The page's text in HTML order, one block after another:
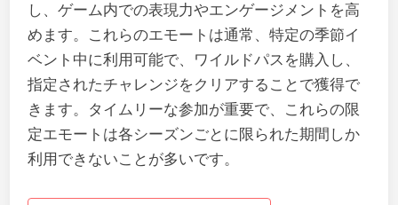
し、ゲーム内での表現力やエンゲージメントを高
めます。これらのエモートは通常、特定の季節イ
ベント中に利用可能で、ワイルドパスを購入し、
指定されたチャレンジをクリアすることで獲得で
きます。タイムリーな参加が重要で、これらの限
定エモートは各シーズンごとに限られた期間しか
利用できないことが多いです。